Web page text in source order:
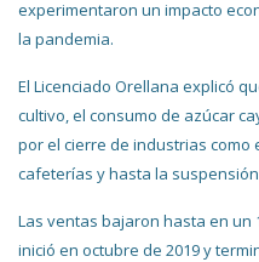
experimentaron un impacto
la pandemia.
El Licenciado Orellana explicó
cultivo, el consumo de azúcar
por el cierre de industrias como
cafeterías y hasta la
Las ventas bajaron hasta en un
inició en octubre de 2019 y